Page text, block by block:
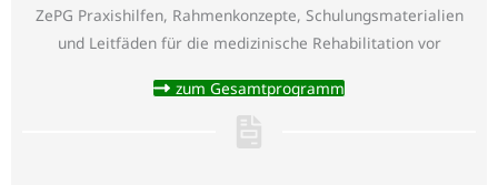
ZePG Praxishilfen, Rahmenkonzepte, Schulungsmaterialien
und Leitfäden für die medizinische Rehabilitation vor
zum Gesamtprogramm